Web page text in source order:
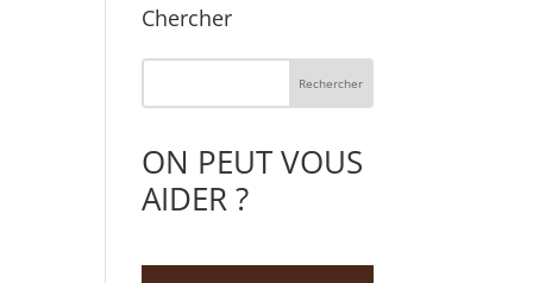
Chercher
ON PEUT VOUS
AIDER ?